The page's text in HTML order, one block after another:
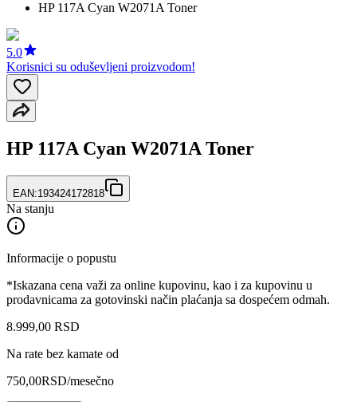
HP 117A Cyan W2071A Toner
5.0
Korisnici su oduševljeni proizvodom!
HP 117A Cyan W2071A Toner
EAN:193424172818
Na stanju
Informacije o popustu
*Iskazana cena važi za online kupovinu, kao i za kupovinu u
prodavnicama za gotovinski način plaćanja sa dospećem odmah.
8.999,00 RSD
Na rate bez kamate od
750,00RSD/mesečno